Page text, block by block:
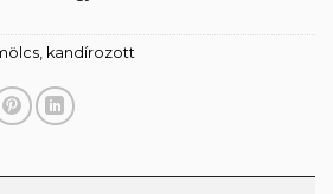
kandírozott